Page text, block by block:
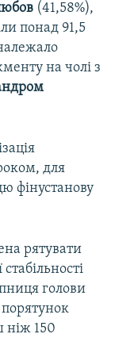
(41,58%),
понад 91,5
на чолі з
для
фінустанову
рятувати
голови
ніж 150